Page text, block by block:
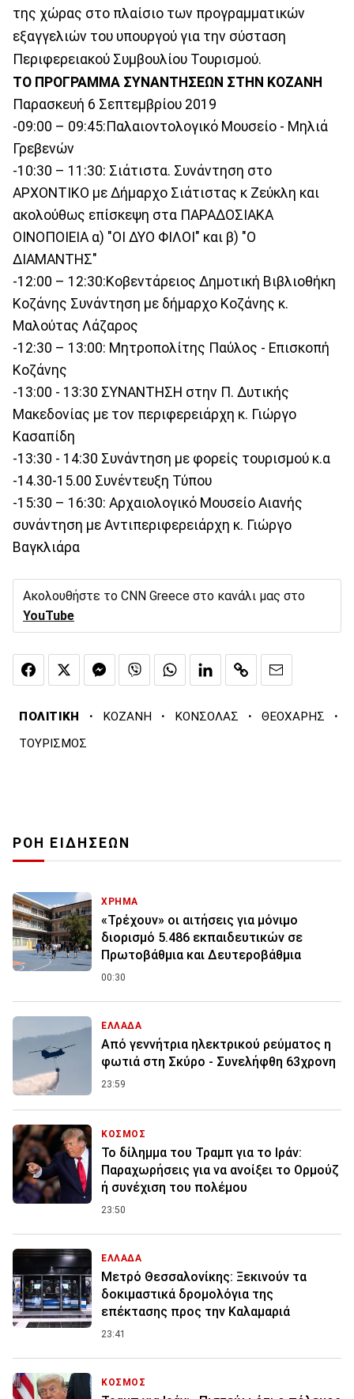
της χώρας στο πλαίσιο των προγραμματικών
εξαγγελιών του υπουργού για την σύσταση
Περιφερειακού Συμβουλίου Τουρισμού.
ΤΟ ΠΡΟΓΡΑΜΜΑ ΣΥΝΑΝΤΗΣΕΩΝ ΣΤΗΝ ΚΟΖΑΝΗ
Παρασκευή 6 Σεπτεμβρίου 2019
-09:00 – 09:45:Παλαιοντολογικό Μουσείο - Μηλιά
Γρεβενών
-10:30 – 11:30: Σιάτιστα. Συνάντηση στο
ΑΡΧΟΝΤΙΚΟ με Δήμαρχο Σιάτιστας κ Ζεύκλη και
ακολούθως επίσκεψη στα ΠΑΡΑΔΟΣΙΑΚΑ
ΟΙΝΟΠΟΙΕΙΑ α) "ΟΙ ΔΥΟ ΦΙΛΟΙ" και β) "Ο
ΔΙΑΜΑΝΤΗΣ"
-12:00 – 12:30:Κοβεντάρειος Δημοτική Βιβλιοθήκη
Κοζάνης Συνάντηση με δήμαρχο Κοζάνης κ.
Μαλούτας Λάζαρος
-12:30 – 13:00: Μητροπολίτης Παύλος - Επισκοπή
Κοζάνης
-13:00 - 13:30 ΣΥΝΑΝΤΗΣΗ στην Π. Δυτικής
Μακεδονίας με τον περιφερειάρχη κ. Γιώργο
Κασαπίδη
-13:30 - 14:30 Συνάντηση με φορείς τουρισμού κ.α
-14.30-15.00 Συνέντευξη Τύπου
-15:30 – 16:30: Αρχαιολογικό Μουσείο Αιανής
συνάντηση με Αντιπεριφερειάρχη κ. Γιώργο
Βαγκλιάρα
Ακολουθήστε το CNN Greece στο κανάλι μας στο
YouTube
ΠΟΛΙΤΙΚΗ · ΚΟΖΑΝΗ · ΚΟΝΣΟΛΑΣ · ΘΕΟΧΑΡΗΣ ·
ΤΟΥΡΙΣΜΟΣ
ΡΟΗ ΕΙΔΗΣΕΩΝ
ΧΡΗΜΑ
«Τρέχουν» οι αιτήσεις για μόνιμο
διορισμό 5.486 εκπαιδευτικών σε
Πρωτοβάθμια και Δευτεροβάθμια
00:30
ΕΛΛΑΔΑ
Από γεννήτρια ηλεκτρικού ρεύματος η
φωτιά στη Σκύρο - Συνελήφθη 63χρονη
23:59
ΚΟΣΜΟΣ
Το δίλημμα του Τραμπ για το Ιράν:
Παραχωρήσεις για να ανοίξει το Ορμούζ
ή συνέχιση του πολέμου
23:50
ΕΛΛΑΔΑ
Μετρό Θεσσαλονίκης: Ξεκινούν τα
δοκιμαστικά δρομολόγια της
επέκτασης προς την Καλαμαριά
23:41
ΚΟΣΜΟΣ